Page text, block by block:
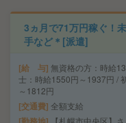
3ヵ月で71万円稼ぐ！
手など＊[派遣]
給 与 無資格の方：時給
士：時給1550円～1937円 /
～1812円
交通費 全額支給